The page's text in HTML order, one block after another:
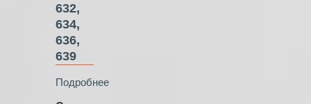
632,
634,
636,
639
Подробнее